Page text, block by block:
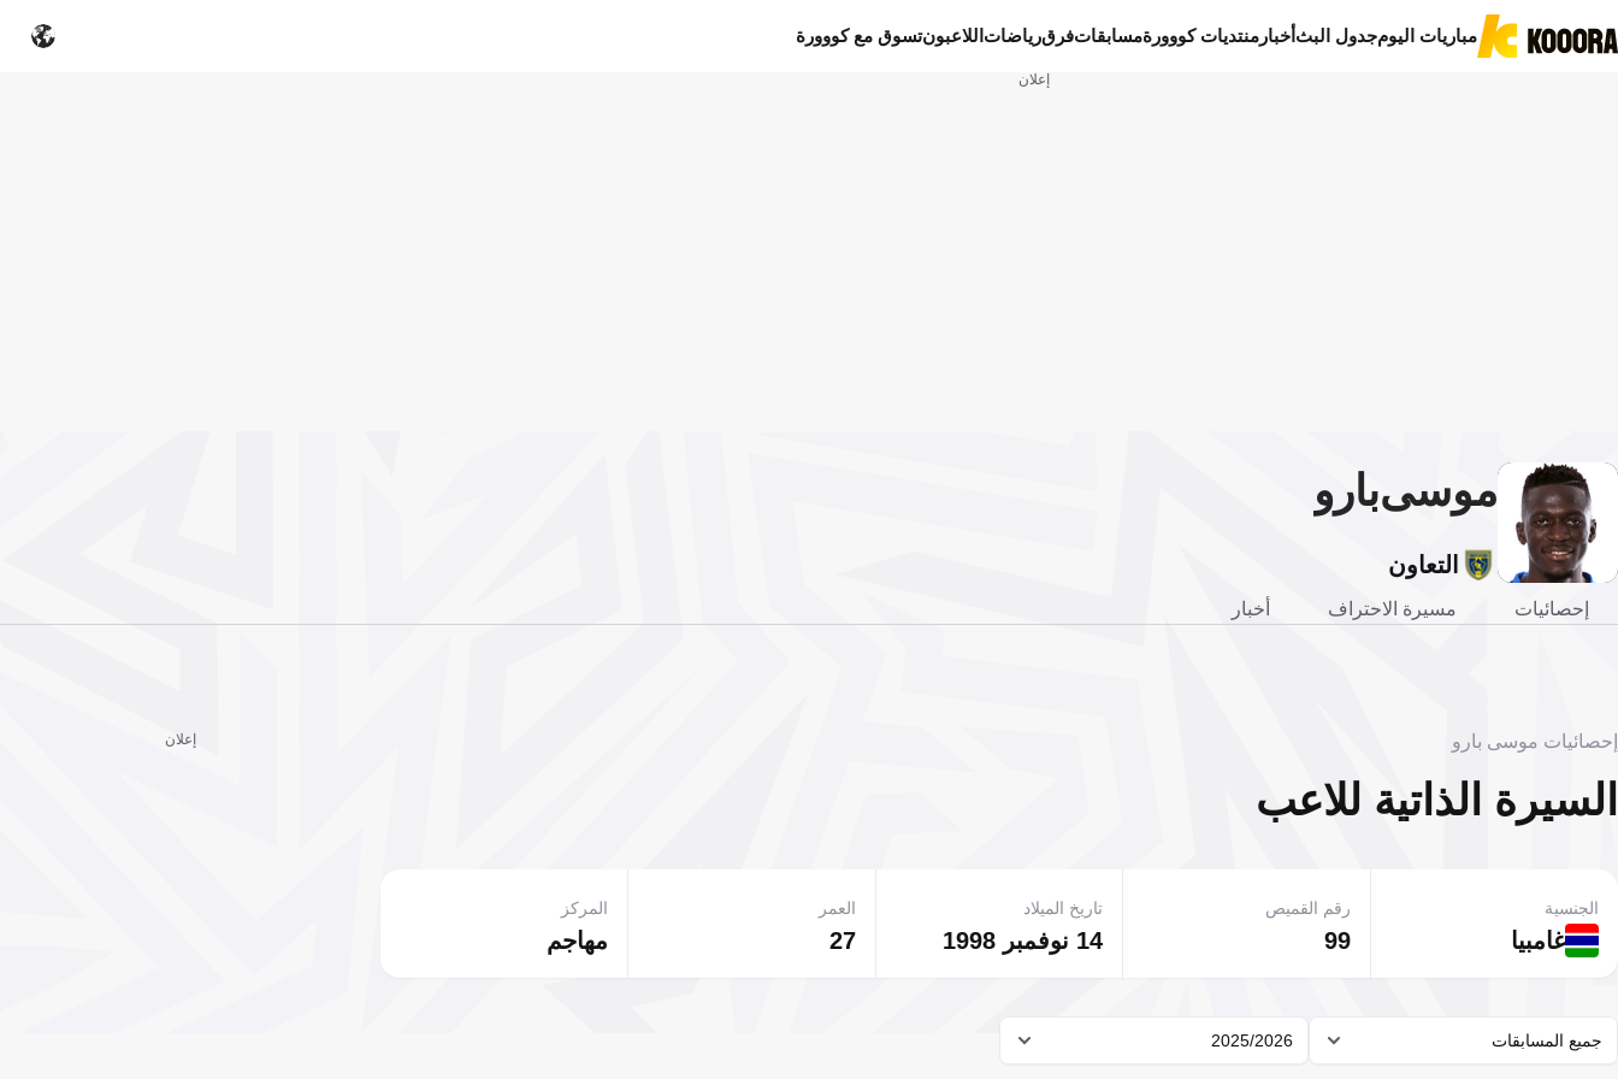
مباريات اليومجدول البثأخبار منتديات كووورةمسابقاتفرقرياضات اللاعبونتسوق مع كووورة
إعلان
موسىبارو
التعاون
إحصائيات مسيرة الاحتراف أخبار
إحصائيات موسى بارو
السيرة الذاتية للاعب
غامبيا
الجنسية
99
رقم القميص
14 نوفمبر 1998
تاريخ الميلاد
27
العمر
مهاجم
المركز
جميع المسابقات 2025/2026
إعلان